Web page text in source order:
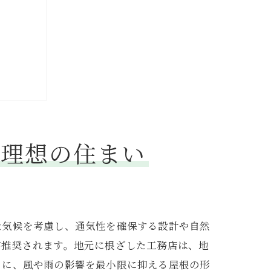
想の住まい
候を考慮し、通気性を確保する設計や自然
奨されます。地元に根ざした工務店は、地
、風や雨の影響を最小限に抑える屋根の形